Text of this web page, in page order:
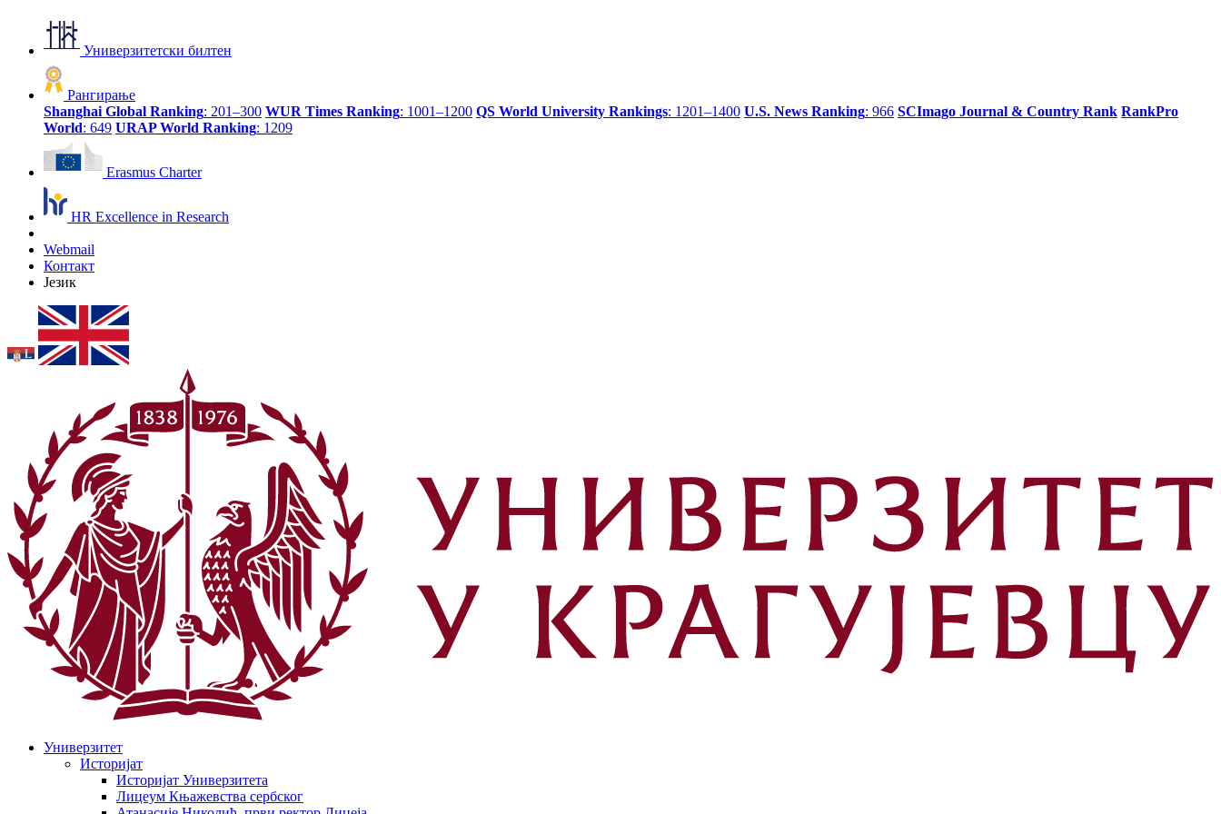
Универзитетски билтен
Рангирање
Shanghai Global Ranking: 201–300 WUR Times Ranking: 1001–1200 QS World University Rankings: 1201–1400 U.S. News Ranking: 966 SCImago Journal & Country Rank RankPro
World: 649 URAP World Ranking: 1209
Erasmus Charter
HR Excellence in Research
Webmail
Контакт
Језик
Универзитет
Историјат
Историјат Универзитета
Лицеум Књажевства сербског